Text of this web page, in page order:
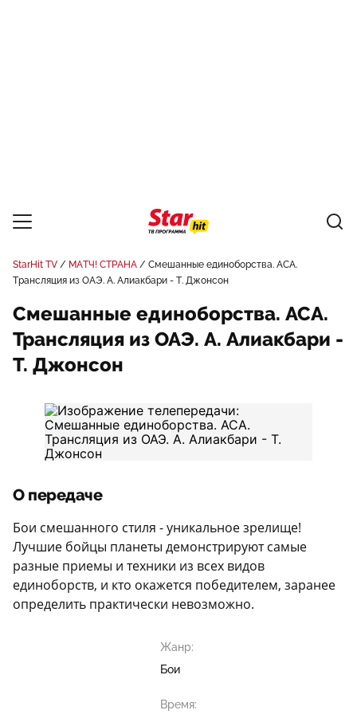
StarHit TV МАТЧ! СТРАНА
Смешанные единоборства. АСА.
Трансляция из ОАЭ. А. Алиакбари - Т. Джонсон
Смешанные единоборства. АСА.
Трансляция из ОАЭ. А. Алиакбари -
Т. Джонсон
О передаче
Бои смешанного стиля - уникальное зрелище!
Лучшие бойцы планеты демонстрируют самые
разные приемы и техники из всех видов
единоборств, и кто окажется победителем, заранее
определить практически невозможно.
Жанр:
Бои
Время: